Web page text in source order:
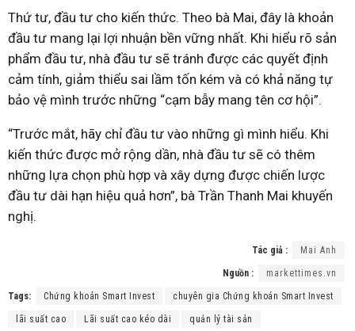
Thứ tư, đầu tư cho kiến thức. Theo bà Mai, đây là khoản
đầu tư mang lại lợi nhuận bền vững nhất. Khi hiểu rõ sản
phẩm đầu tư, nhà đầu tư sẽ tránh được các quyết định
cảm tính, giảm thiểu sai lầm tốn kém và có khả năng tự
bảo vệ mình trước những “cạm bẫy mang tên cơ hội”.
“Trước mắt, hãy chỉ đầu tư vào những gì mình hiểu. Khi
kiến thức được mở rộng dần, nhà đầu tư sẽ có thêm
những lựa chọn phù hợp và xây dựng được chiến lược
đầu tư dài hạn hiệu quả hơn”, bà Trần Thanh Mai khuyến
nghị.
Tác giả : Mai Anh
Nguồn : markettimes.vn
Tags: Chứng khoán Smart Invest chuyên gia Chứng khoán Smart Invest
lãi suất cao Lãi suất cao kéo dài quản lý tài sản